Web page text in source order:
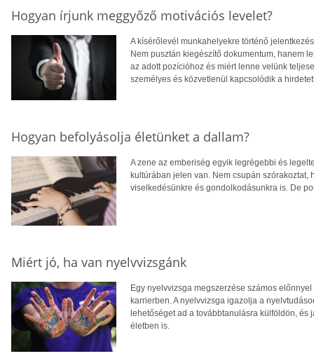
Hogyan írjunk meggyőző motivációs levelet?
A kísérőlevél munkahelyekre történő
Nem pusztán kiegészítő dokumentum, hanem
az adott pozícióhoz és miért lenne velünk
személyes és közvetlenül kapcsolódik a
Hogyan befolyásolja életünket a dallam?
A zene az emberiség egyik legrégebbi és
kultúrában jelen van. Nem csupán
viselkedésünkre és gondolkodásunkra is. De
Miért jó, ha van nyelvvizsgánk
Egy nyelvvizsga megszerzése számos
karrierben. A nyelvvizsga igazolja a
lehetőséget ad a továbbtanulásra külföldön,
életben is.